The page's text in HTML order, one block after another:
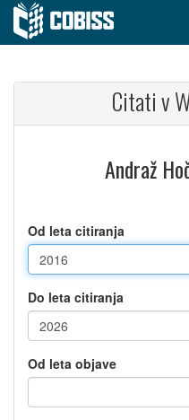
Citati v
Andraž
Od leta citiranja
Do leta citiranja
Od leta objave